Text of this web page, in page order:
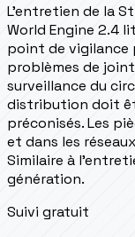
L'entretien de la
World Engine 2.4
point de vigilance
problèmes de
surveillance du
distribution doit
préconisés. Les
et dans les
Similaire à
génération.
Suivi gratuit